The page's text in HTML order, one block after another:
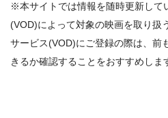
※本サイトでは情報を随時更新して
(VOD)によって対象の映画を取り扱
サービス(VOD)にご登録の際は、前
きるか確認することをおすすめし